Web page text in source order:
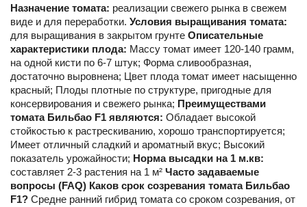
Назначение томата: реализации свежего рынка в свежем
виде и для переработки. Условия выращивания томата:
для выращивания в закрытом грунте Описательные
характеристики плода: Массу томат имеет 120-140 грамм,
на одной кисти по 6-7 штук; Форма сливообразная,
достаточно выровнена; Цвет плода томат имеет насыщенно
красный; Плоды плотные по структуре, пригодные для
консервирования и свежего рынка; Преимуществами
томата Бильбао F1 являются: Обладает высокой
стойкостью к растрескиванию, хорошо транспортируется;
Имеет отличный сладкий и ароматный вкус; Высокий
показатель урожайности; Норма высадки на 1 м.кв:
составляет 2-3 растения на 1 м² Часто задаваемые
вопросы (FAQ) Каков срок созревания томата Бильбао
F1? Средне ранний гибрид томата со сроком созревания, от